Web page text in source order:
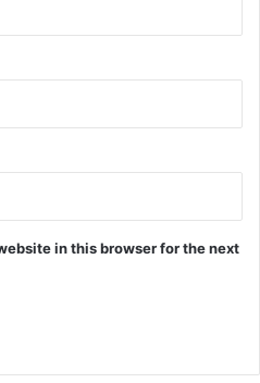
in this browser for the next